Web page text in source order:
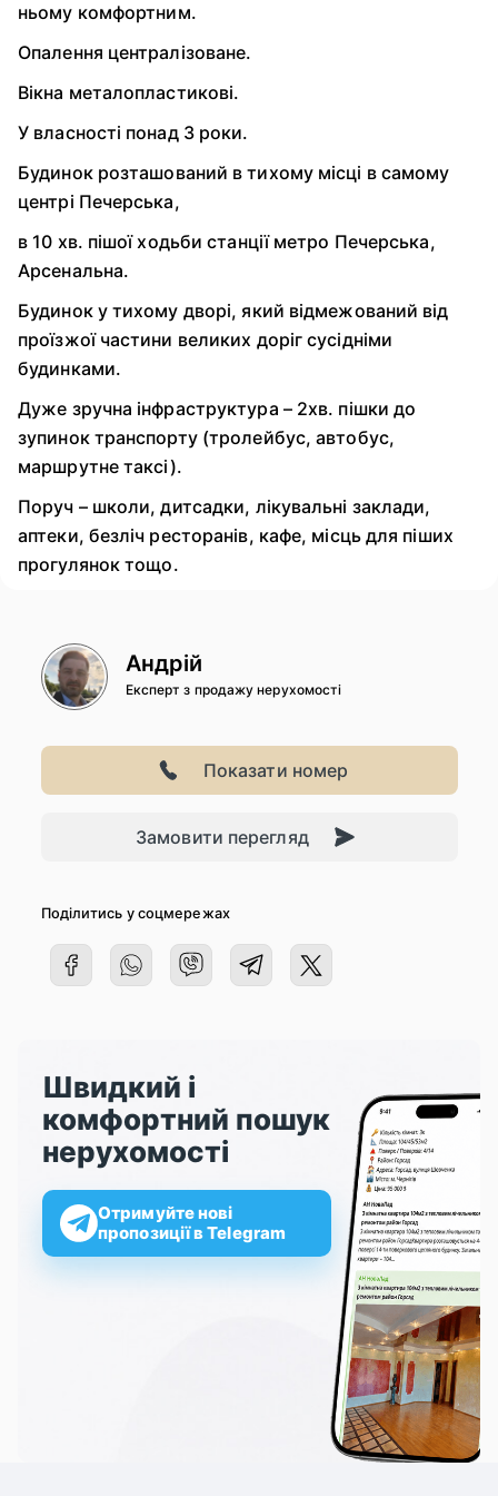
ньому комфортним.
Опалення централізоване.
Вікна металопластикові.
У власності понад 3 роки.
Будинок розташований в тихому місці в самому
центрі Печерська,
в 10 хв. пішої ходьби станції метро Печерська,
Арсенальна.
Будинок у тихому дворі, який відмежований від
проїзжої частини великих доріг сусідніми
будинками.
Дуже зручна інфраструктура – 2хв. пішки до
зупинок транспорту (тролейбус, автобус,
маршрутне таксі).
Поруч – школи, дитсадки, лікувальні заклади,
аптеки, безліч ресторанів, кафе, місць для піших
прогулянок тощо.
Андрій
Експерт з продажу нерухомості
Показати номер
Замовити перегляд
Поділитись у соцмережах
Швидкий і
комфортний пошук
нерухомості
Отримуйте нові
пропозиції в Telegram